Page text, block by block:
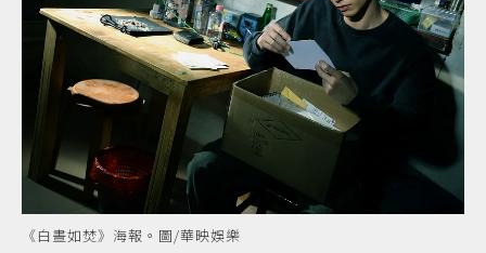
《白晝如焚》海報。圖/華映娛樂